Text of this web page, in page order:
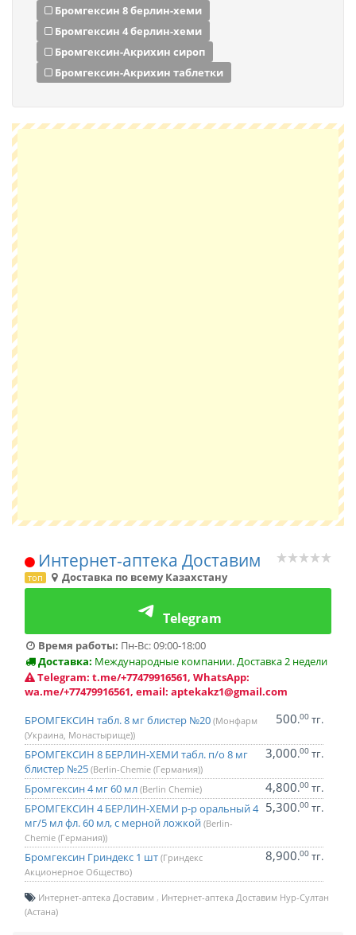
Бромгексин 8 берлин-хеми
Бромгексин 4 берлин-хеми
Бромгексин-Акрихин сироп
Бромгексин-Акрихин таблетки
Интернет-аптека Доставим
топ Доставка по всему Казахстану
Telegram
Время работы: Пн-Вс: 09:00-18:00
Доставка: Международные компании. Доставка 2 недели
Telegram: t.me/+77479916561, WhatsApp:
wa.me/+77479916561, email: aptekakz1@gmail.com
БРОМГЕКСИН табл. 8 мг блистер №20 (Монфарм
(Украина, Монастырище))
500.00 тг.
БРОМГЕКСИН 8 БЕРЛИН-ХЕМИ табл. п/о 8 мг
блистер №25 (Berlin-Chemie (Германия))
3,000.00 тг.
Бромгексин 4 мг 60 мл (Berlin Chemie) 4,800.00 тг.
БРОМГЕКСИН 4 БЕРЛИН-ХЕМИ р-р оральный 4
мг/5 мл фл. 60 мл, с мерной ложкой (Berlin-
Chemie (Германия))
5,300.00 тг.
Бромгексин Гриндекс 1 шт (Гриндекс
Акционерное Общество)
8,900.00 тг.
Интернет-аптека Доставим
Интернет-аптека Доставим Нур-Султан
(Астана)